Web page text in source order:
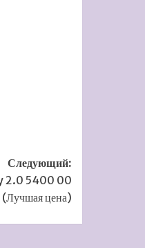
Следующий:
2.0 5400 00
(Лучшая цена)